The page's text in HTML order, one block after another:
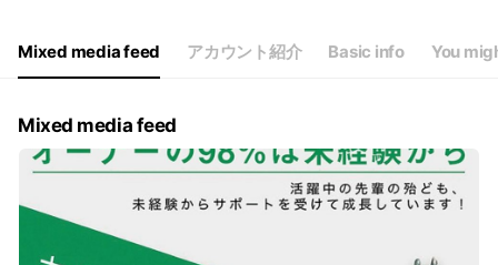
Sat
09:30 - 18:30
Mixed media feed アカウント紹介 Basic info You
Mixed media feed